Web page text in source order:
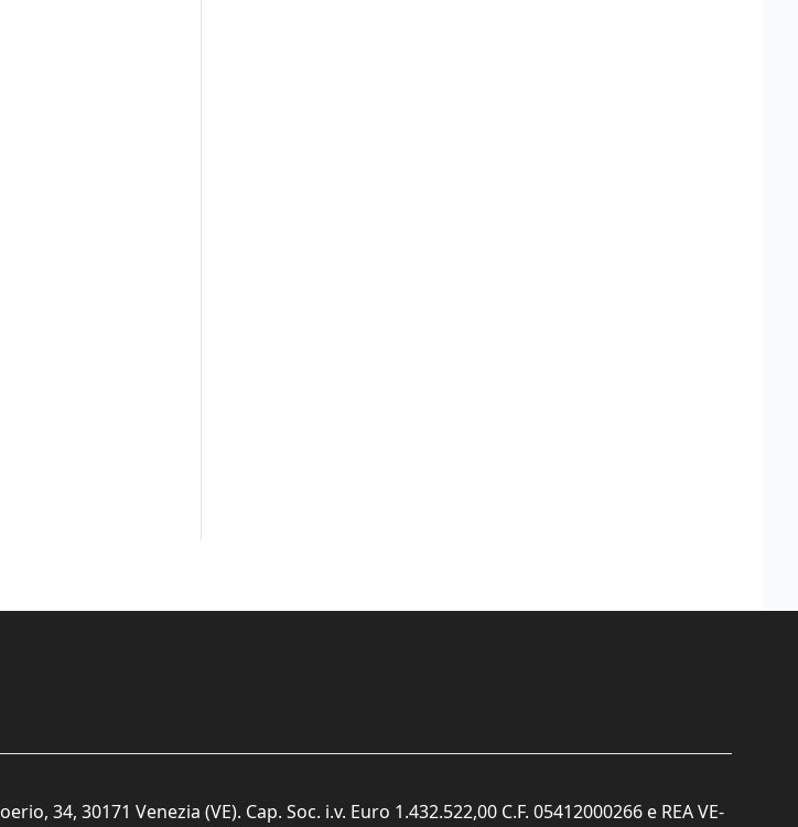
34, 30171 Venezia (VE). Cap. Soc. i.v. Euro 1.432.522,00 C.F. 05412000266 e REA VE-